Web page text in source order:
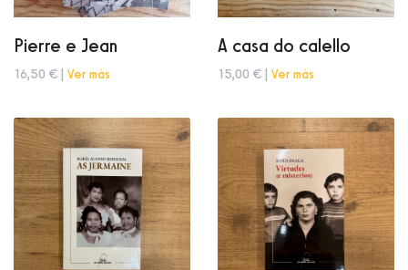
Pierre e Jean
16,50 € | Ver más
A casa do calello
15,00 € | Ver más